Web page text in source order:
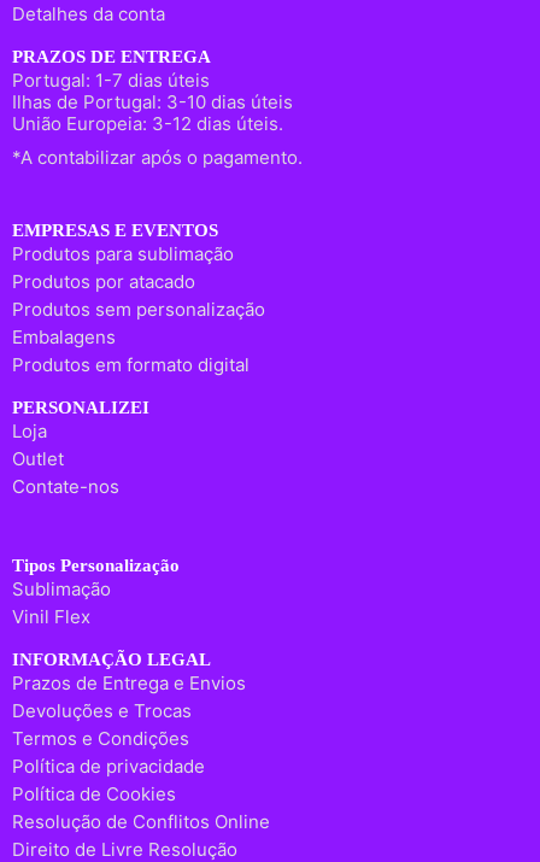
Detalhes da conta
PRAZOS DE ENTREGA
Portugal: 1-7 dias úteis
Ilhas de Portugal: 3-10 dias úteis
União Europeia: 3-12 dias úteis.
*A contabilizar após o pagamento.
EMPRESAS E EVENTOS
Produtos para sublimação
Produtos por atacado
Produtos sem personalização
Embalagens
Produtos em formato digital
PERSONALIZEI
Loja
Outlet
Contate-nos
Tipos Personalização
Sublimação
Vinil Flex
INFORMAÇÃO LEGAL
Prazos de Entrega e Envios
Devoluções e Trocas
Termos e Condições
Política de privacidade
Política de Cookies
Resolução de Conflitos Online
Direito de Livre Resolução